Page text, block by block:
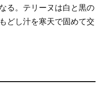
る。テリーヌは白と黒の
どし汁を寒天で固めて交